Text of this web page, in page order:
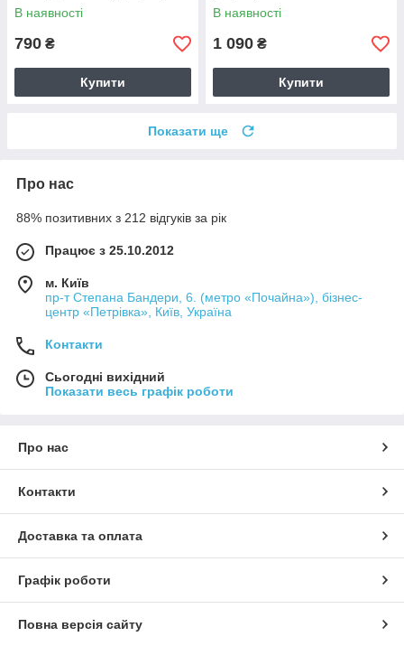
В наявності
790 ₴
Купити
В наявності
1 090 ₴
Купити
Показати ще
Про нас
88% позитивних з 212 відгуків за рік
Працює з 25.10.2012
м. Київ
пр-т Степана Бандери, 6. (метро «Почайна»), бізнес-
центр «Петрівка», Київ, Україна
Контакти
Сьогодні вихідний
Показати весь графік роботи
Про нас
Контакти
Доставка та оплата
Графік роботи
Повна версія сайту